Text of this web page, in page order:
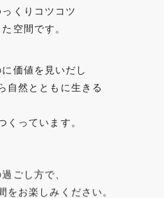
くりコツコツ
空間です。
価値を見いだし
自然とともに生きる
くっています。
ごし方で、
をお楽しみください。